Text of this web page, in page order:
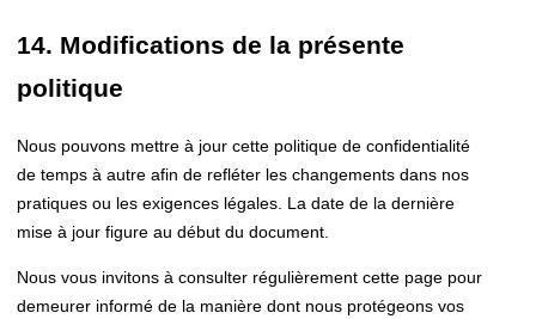
14. Modifications de la présente
politique
Nous pouvons mettre à jour cette politique de confidentialité
de temps à autre afin de refléter les changements dans nos
pratiques ou les exigences légales. La date de la dernière
mise à jour figure au début du document.
Nous vous invitons à consulter régulièrement cette page pour
demeurer informé de la manière dont nous protégeons vos